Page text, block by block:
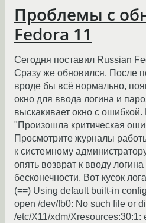
Проблемы с
Fedora 11
Сегодня поставил Russian
Сразу же обновился. После
вроде бы всё нормально,
окно для ввода логина и
выскакивает окно с
"Произошла критическая
Просмотрите журналы
к системному
опять возврат к вводу
бесконечности. Вот кусок
(==) Using default built-in
open /dev/fb0: No such file or
/etc/X11/xdm/Xresources:30:1: